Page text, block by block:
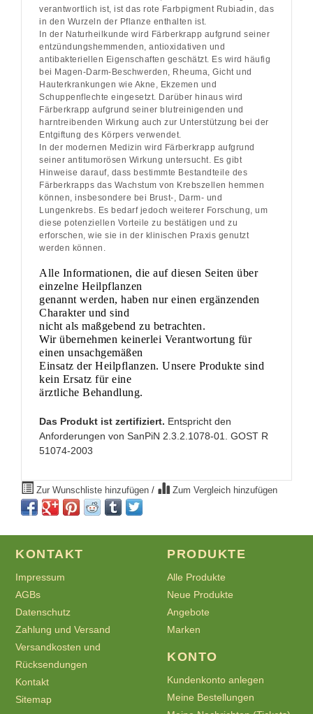
verantwortlich ist, ist das rote Farbpigment Rubiadin, das
in den Wurzeln der Pflanze enthalten ist.
In der Naturheilkunde wird Färberkrapp aufgrund seiner
entzündungshemmenden, antioxidativen und
antibakteriellen Eigenschaften geschätzt. Es wird häufig
bei Magen-Darm-Beschwerden, Rheuma, Gicht und
Hauterkrankungen wie Akne, Ekzemen und
Schuppenflechte eingesetzt. Darüber hinaus wird
Färberkrapp aufgrund seiner blutreinigenden und
harntreibenden Wirkung auch zur Unterstützung bei der
Entgiftung des Körpers verwendet.
In der modernen Medizin wird Färberkrapp aufgrund
seiner antitumorösen Wirkung untersucht. Es gibt
Hinweise darauf, dass bestimmte Bestandteile des
Färberkrapps das Wachstum von Krebszellen hemmen
können, insbesondere bei Brust-, Darm- und
Lungenkrebs. Es bedarf jedoch weiterer Forschung, um
diese potenziellen Vorteile zu bestätigen und zu
erforschen, wie sie in der klinischen Praxis genutzt
werden können.
Alle Informationen, die auf diesen Seiten über
einzelne Heilpflanzen
genannt werden, haben nur einen ergänzenden
Charakter und sind
nicht als maßgebend zu betrachten.
Wir übernehmen keinerlei Verantwortung für
einen unsachgemäßen
Einsatz der Heilpflanzen. Unsere Produkte sind
kein Ersatz für eine
ärztliche Behandlung.
Das Produkt ist zertifiziert. Entspricht den
Anforderungen von SanPiN 2.3.2.1078-01. GOST R
51074-2003
Zur Wunschliste hinzufügen / Zum Vergleich hinzufügen
KONTAKT
Impressum
AGBs
Datenschutz
Zahlung und Versand
Versandkosten und
Rücksendungen
Kontakt
Sitemap
PRODUKTE
Alle Produkte
Neue Produkte
Angebote
Marken
KONTO
Kundenkonto anlegen
Meine Bestellungen